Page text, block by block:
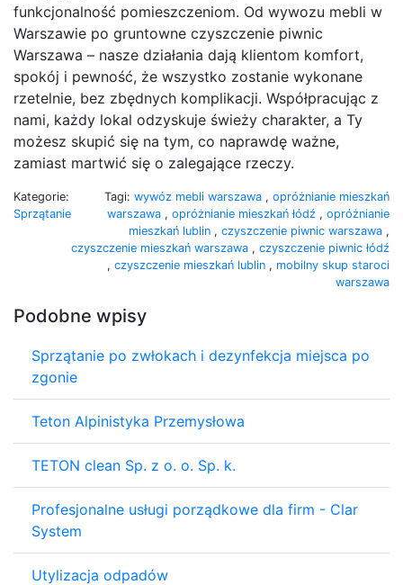
funkcjonalność pomieszczeniom. Od wywozu mebli w
Warszawie po gruntowne czyszczenie piwnic
Warszawa – nasze działania dają klientom komfort,
spokój i pewność, że wszystko zostanie wykonane
rzetelnie, bez zbędnych komplikacji. Współpracując z
nami, każdy lokal odzyskuje świeży charakter, a Ty
możesz skupić się na tym, co naprawdę ważne,
zamiast martwić się o zalegające rzeczy.
Kategorie:
Sprzątanie
Tagi: wywóz mebli warszawa , opróżnianie mieszkań
warszawa , opróżnianie mieszkań łódź , opróżnianie
mieszkań lublin , czyszczenie piwnic warszawa ,
czyszczenie mieszkań warszawa , czyszczenie piwnic łódź
, czyszczenie mieszkań lublin , mobilny skup staroci
warszawa
Podobne wpisy
Sprzątanie po zwłokach i dezynfekcja miejsca po
zgonie
Teton Alpinistyka Przemysłowa
TETON clean Sp. z o. o. Sp. k.
Profesjonalne usługi porządkowe dla firm - Clar
System
Utylizacja odpadów